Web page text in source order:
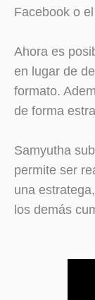
Facebook o
Ahora es
en lugar de
formato.
de forma
Samyutha
permite ser
una
los demás